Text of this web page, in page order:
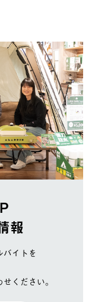
報
イトを
ください。